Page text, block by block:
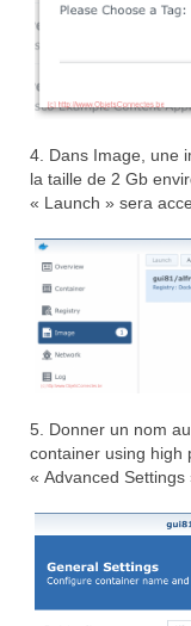
4. Dans Image, une
la taille de 2 Gb
« Launch » sera
5. Donner un nom
container using high
« Advanced Settings